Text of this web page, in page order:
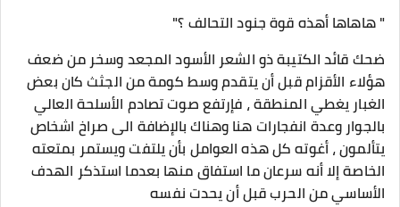
" هاهاها أهذه قوة جنود التحالف ؟"
ضحك قائد الكتيبة ذو الشعر الأسود المجعد وسخر من ضعف
هؤلاء الأقزام قبل أن يتقدم وسط كومة من الجثث كان بعض
الغبار يغطي المنطقة ، فإرتفع صوت تصادم الأسلحة العالي
بالجوار وعدة انفجارات هنا وهناك بالإضافة الى صراخ اشخاص
يتألمون ، أغوته كل هذه العوامل بأن يلتفت ويستمر بمتعته
الخاصة إلا أنه سرعان ما استفاق منها بعدما استذكر الهدف
الأساسي من الحرب قبل أن يحدت نفسه